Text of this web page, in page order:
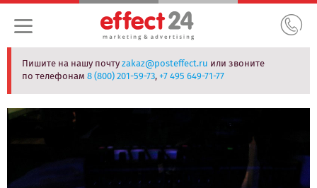
Пишите на нашу почтуzakaz@posteffect.ru или звоните
по телефонам8 (800) 201-59-73,+7 495 649-71-77